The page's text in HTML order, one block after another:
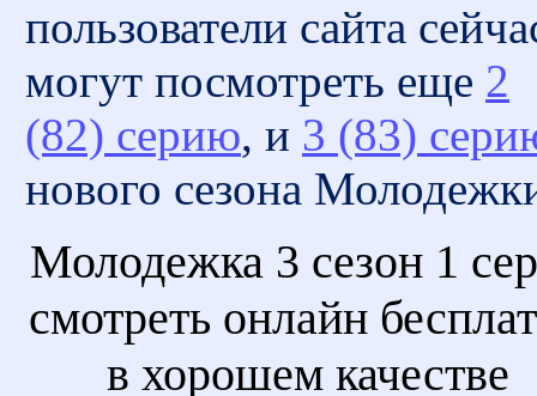
пользователи сайта
могут посмотреть еще 2
(82) серию, и 3 (83)
нового сезона
Молодежка 3 сезон 1
смотреть онлайн
в хорошем качестве